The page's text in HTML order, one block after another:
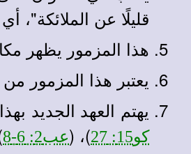
قليلًا عن
هذا المزمور يظهر
يعتبر هذا المزمور
يهتم العهد الجديد
كو15: 27
)، (عب2: 6-8